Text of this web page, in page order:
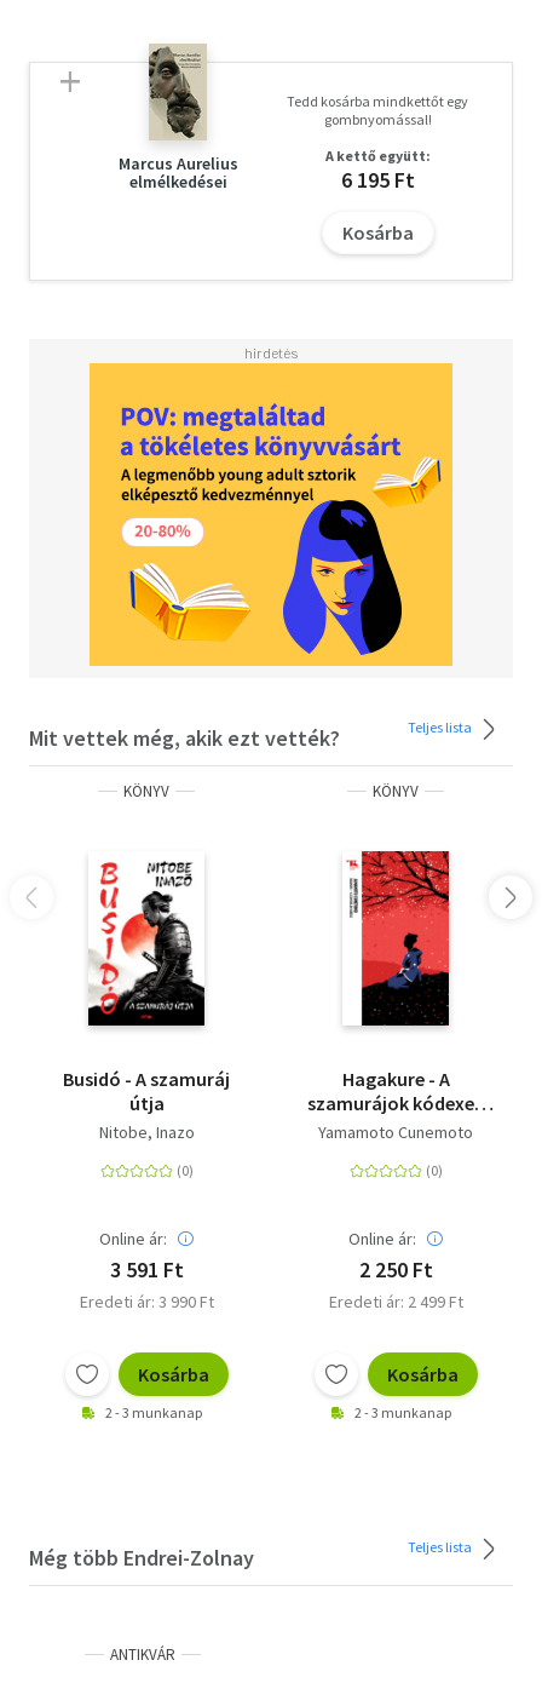
Marcus Aurelius
elmélkedései
Tedd kosárba mindkettőt egy
gombnyomással!
A kettő együtt:
6 195 Ft
Kosárba
Mit vettek még, akik ezt vették? Teljes lista
KÖNYV
Busidó - A szamuráj
útja
Nitobe, Inazo
Online ár:
3 591 Ft
Eredeti ár: 3 990 Ft
Kosárba
2 - 3 munkanap
KÖNYV
Hagakure - A
szamurájok kódexe -
Trubadúr Zsebkönyvek
Yamamoto Cunemoto
Online ár:
2 250 Ft
Eredeti ár: 2 499 Ft
Kosárba
2 - 3 munkanap
Még több Endrei-Zolnay Teljes lista
ANTIKVÁR